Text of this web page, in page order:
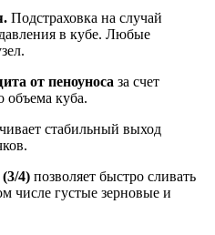
Подстраховка на случай
в кубе. Любые
от пеноуноса за счет
объема куба.
стабильный выход
4) позволяет быстро сливать
числе густые зерновые и